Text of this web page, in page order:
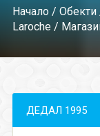
Начало/ Обекти
Laroche/
ДЕДАЛ 1995